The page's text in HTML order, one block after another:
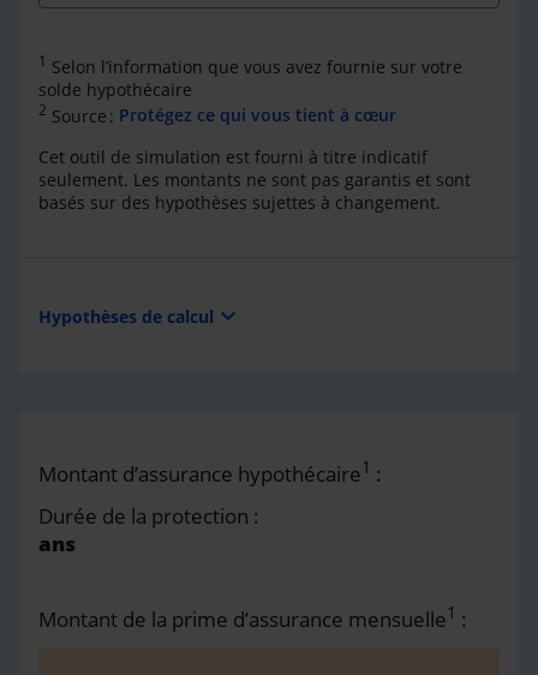
1 Selon l’information que vous avez fournie sur votre
solde hypothécaire
2 Source : Protégez ce qui vous tient à cœur
Cet outil de simulation est fourni à titre indicatif
seulement. Les montants ne sont pas garantis et sont
basés sur des hypothèses sujettes à changement.
Hypothèses de calcul expand_more
Montant d’assurance hypothécaire1 :
Durée de la protection :
ans
Montant de la prime d’assurance mensuelle1 :